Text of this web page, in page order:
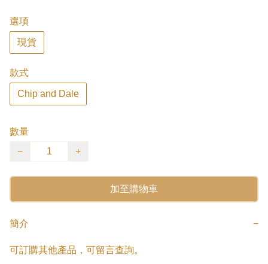
選項
現貨
款式
Chip and Dale
數量
−
+
加至購物車
簡介 −
可訂購其他產品，可留言查詢。